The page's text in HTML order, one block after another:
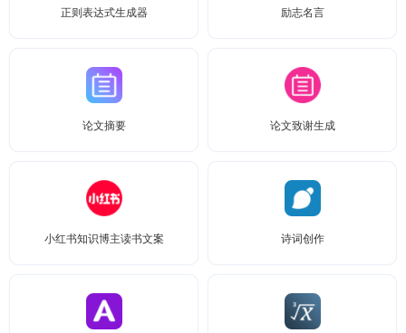
正则表达式生成器 励志名言
论文摘要 论文致谢生成
小红书知识博主读书文案 诗词创作